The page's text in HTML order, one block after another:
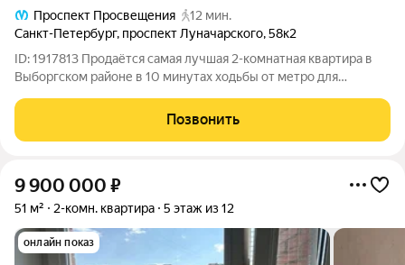
Проспект Просвещения
12 мин.
Санкт-Петербург, проспект Луначарского,58к2
ID: 1917813 Продаётся самая лучшая 2-комнатная квартира в
Выборгском районе в 10 минутах ходьбы от метро для
аккуратная квартира. 2 взрослых собственника !!! Чисто:
документы и история
Позвонить
9 900 000 ₽
51 м² 2-комн. квартира 5 этаж из 12
онлайн показ